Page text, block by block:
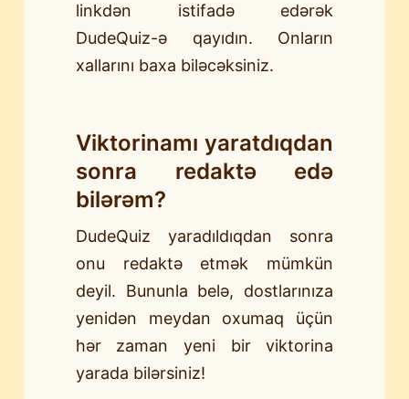
linkdən istifadə edərək
DudeQuiz-ə qayıdın. Onların
xallarını baxa biləcəksiniz.
Viktorinamı yaratdıqdan
sonra redaktə edə
bilərəm?
DudeQuiz yaradıldıqdan sonra
onu redaktə etmək mümkün
deyil. Bununla belə, dostlarınıza
yenidən meydan oxumaq üçün
hər zaman yeni bir viktorina
yarada bilərsiniz!